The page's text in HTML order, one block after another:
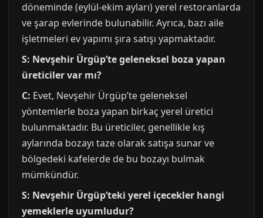
döneminde (eylül-ekim ayları) yerel restoranlarda
ve şarap evlerinde bulunabilir. Ayrıca, bazı aile
işletmeleri ev yapımı şıra satışı yapmaktadır.
S: Nevşehir Ürgüp’te geleneksel boza yapan
üreticiler var mı?
C: Evet, Nevşehir Ürgüp’te geleneksel
yöntemlerle boza yapan birkaç yerel üretici
bulunmaktadır. Bu üreticiler, genellikle kış
aylarında bozayı taze olarak satışa sunar ve
bölgedeki kafelerde de bu bozayı bulmak
mümkündür.
S: Nevşehir Ürgüp’teki yerel içecekler hangi
yemeklerle uyumludur?